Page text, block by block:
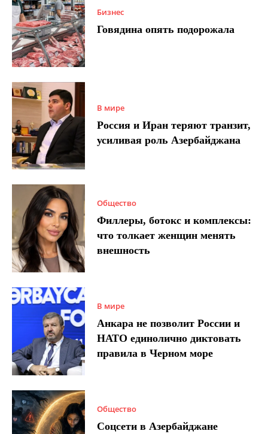
Бизнес
Говядина опять подорожала
В мире
Россия и Иран теряют транзит,
усиливая роль Азербайджана
Общество
Филлеры, ботокс и комплексы:
что толкает женщин менять
внешность
В мире
Анкара не позволит России и
НАТО единолично диктовать
правила в Черном море
Общество
Соцсети в Азербайджане